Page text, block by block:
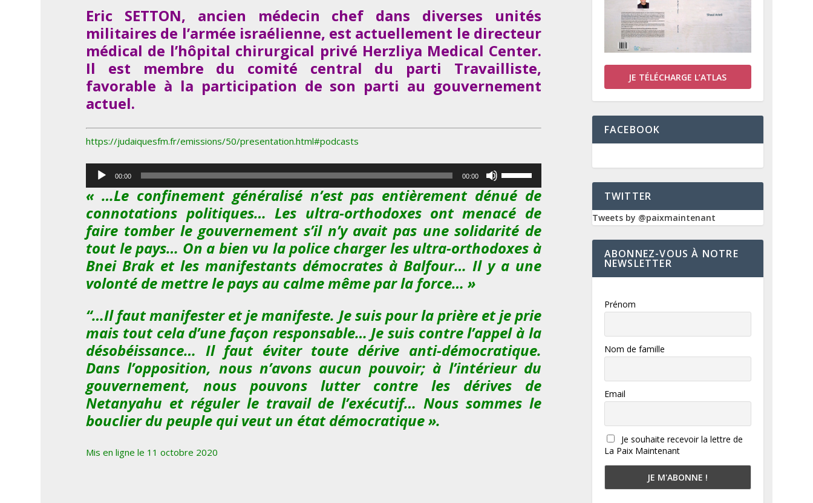
Eric SETTON, ancien médecin chef dans diverses unités
militaires de l’armée israélienne, est actuellement le directeur
médical de l’hôpital chirurgical privé Herzliya Medical Center.
Il est membre du comité central du parti Travailliste,
favorable à la participation de son parti au gouvernement
actuel.
https://judaiquesfm.fr/emissions/50/presentation.html#podcasts
Lecteur
audio
00:00 00:00
t
i
l
i
s
e
s
f
l
è
c
« …Le confinement généralisé n’est pas entièrement dénué de
connotations politiques… Les ultra-orthodoxes ont menacé de
faire tomber le gouvernement s’il n’y avait pas une solidarité de
tout le pays… On a bien vu la police charger les ultra-orthodoxes à
Bnei Brak et les manifestants démocrates à Balfour… Il y a une
volonté de mettre le pays au calme même par la force… »
“…Il faut manifester et je manifeste. Je suis pour la prière et je prie
mais tout cela d’une façon responsable… Je suis contre l’appel à la
désobéissance… Il faut éviter toute dérive anti-démocratique.
Dans l’opposition, nous n’avons aucun pouvoir; à l’intérieur du
gouvernement, nous pouvons lutter contre les dérives de
Netanyahu et réguler le travail de l’exécutif… Nous sommes le
bouclier du peuple qui veut un état démocratique ».
Mis en ligne le 11 octobre 2020
JE TÉLÉCHARGE L’ATLAS
FACEBOOK
TWITTER
Tweets by @paixmaintenant
ABONNEZ-VOUS À NOTRE
NEWSLETTER
Prénom
Nom de famille
Email
Je souhaite recevoir la lettre de
La Paix Maintenant